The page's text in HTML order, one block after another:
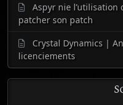
Aspyr nie l’utilisation
patcher son patch
Crystal Dynamics |
licenciements